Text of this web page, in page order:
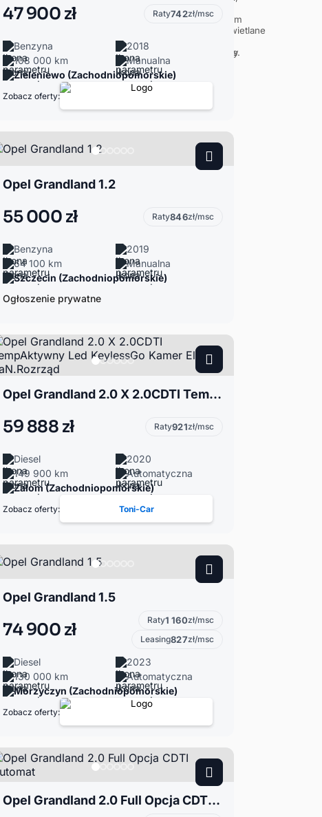
47 900 zł Raty742zł/msc
Benzyna
2018
108 000 km
Manualna
Zieleniewo (Zachodniopomorskie)
Zobacz oferty:
Opel Grandland 1.2
55 000 zł Raty846zł/msc
Benzyna
2019
64 100 km
Manualna
Szczecin (Zachodniopomorskie)
Ogłoszenie prywatne
Opel Grandland 2.0 X 2.0CDTI TempAktywny Led KeylessGo Kamer El.Kla paN.Rozrząd
59 888 zł Raty921zł/msc
Diesel
2020
149 900 km
Automatyczna
Załom (Zachodniopomorskie)
Zobacz oferty: Toni-Car
Opel Grandland 1.5
74 900 zł Raty1 160zł/msc
Leasing827zł/msc
Diesel
2023
130 000 km
Automatyczna
Morzyczyn (Zachodniopomorskie)
Zobacz oferty:
Opel Grandland 2.0 Full Opcja CDTI Automat